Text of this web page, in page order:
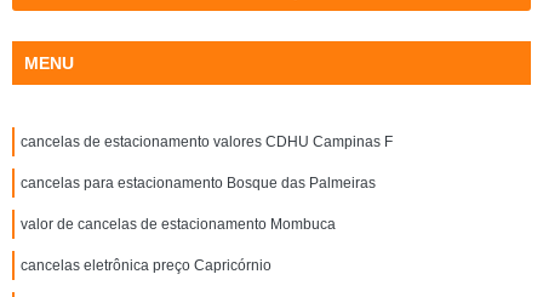
MENU
cancelas de estacionamento valores CDHU Campinas F
cancelas para estacionamento Bosque das Palmeiras
valor de cancelas de estacionamento Mombuca
cancelas eletrônica preço Capricórnio